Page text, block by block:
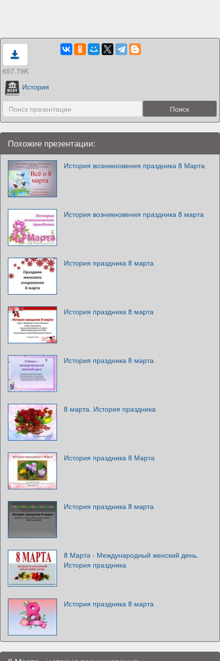
657.79K
История
Похожие презентации:
История возникновения праздника 8 Марта
История возникновения праздника 8 марта
История праздника 8 марта
История праздника 8 марта
История праздника 8 марта
8 марта. История праздника
История праздника 8 Марта
История праздника 8 марта
8 Марта - Международный женский день.
История праздника
История праздника 8 марта